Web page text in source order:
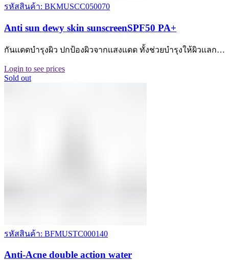
รหัสสินค้า: BKMUSCC050070
Anti sun dewy skin sunscreenSPF50 PA+
กันเเดดบำรุงผิว ปกป้องผิวจากเเสงเเดด ทั้งช่วยบำรุงให้ผิวเเลก…
Login to see prices
Sold out
รหัสสินค้า: BFMUSTC000140
Anti-Acne double action water